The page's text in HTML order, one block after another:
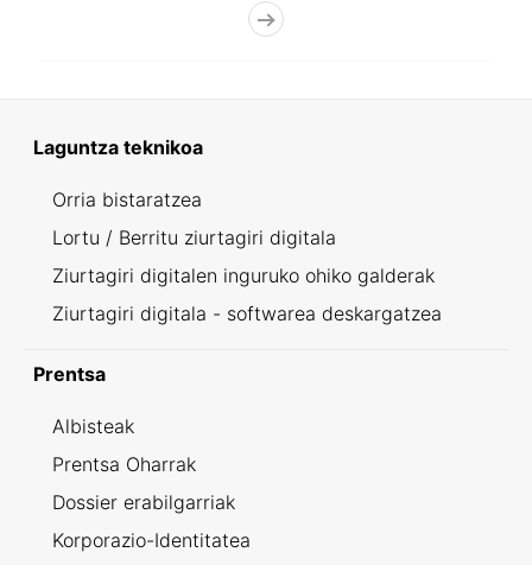
Laguntza teknikoa
Orria bistaratzea
Lortu / Berritu ziurtagiri digitala
Ziurtagiri digitalen inguruko ohiko galderak
Ziurtagiri digitala - softwarea deskargatzea
Prentsa
Albisteak
Prentsa Oharrak
Dossier erabilgarriak
Korporazio-Identitatea